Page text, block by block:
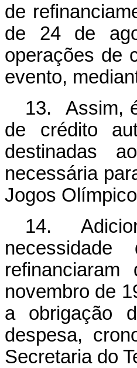
de
de 24 de
operações de
evento,
13. Assim,
de crédito
destinadas
necessária
Jogos
14.
novembro de
a obrigação
despesa,
Secretaria do